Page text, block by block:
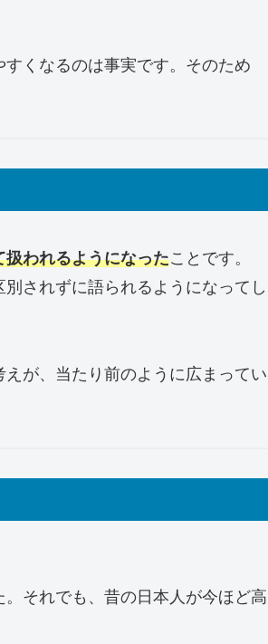
くなるのは事実です。そのため
われるようになったことです。
されずに語られるようになってし
が、当たり前のように広まってい
それでも、昔の日本人が今ほど高